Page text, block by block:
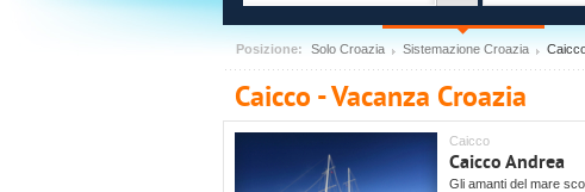
Posizione: Solo Croazia Sistemazione Croazia
Caicco - Vacanza Croazia
Caicco
Caicco Andrea
Gli amanti del mare